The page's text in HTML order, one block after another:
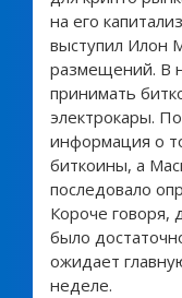
на его
выступил Илон
размещений. В
принимать
электрокары.
информация о
биткоины, а
последовало
Короче говоря,
было
ожидает
неделе.